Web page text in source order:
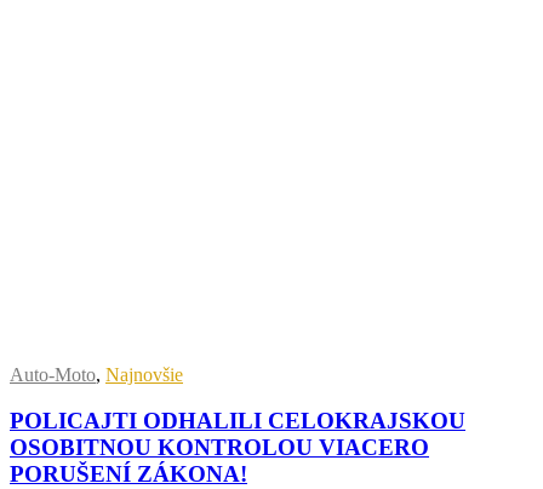
Auto-Moto, Najnovšie
POLICAJTI ODHALILI CELOKRAJSKOU
OSOBITNOU KONTROLOU VIACERO
PORUŠENÍ ZÁKONA!